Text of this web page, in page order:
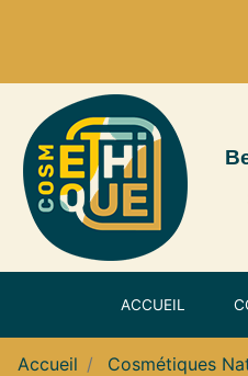
ACCUEIL
Accueil Cosmétiques